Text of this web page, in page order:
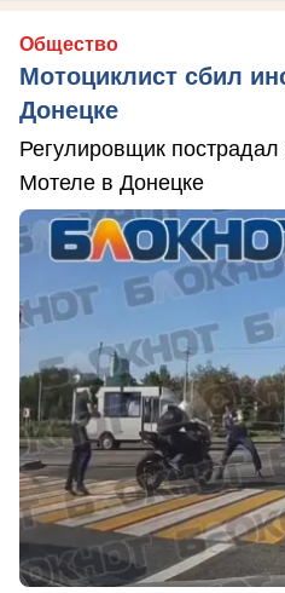
Общество
Мотоциклист сбил
Донецке
Регулировщик пострадал
Мотеле в Донецке